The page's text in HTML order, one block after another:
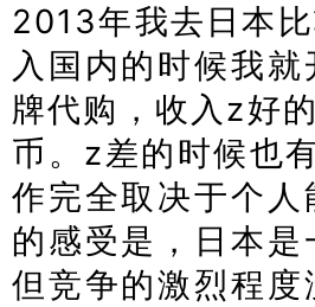
2013年我去日本
入国内的时候我
牌代购，收入z好
币。z差的时候也
作完全取决于个
的感受是，日本
但竞争的激烈程